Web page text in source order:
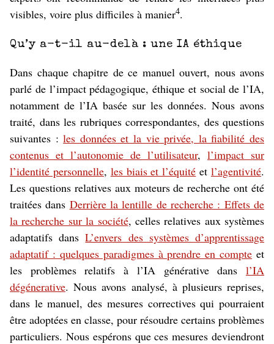
visibles, voire plus difficiles à manier4.
Qu’y a-t-il au-delà : une IA éthique
Dans chaque chapitre de ce manuel ouvert, nous avons
parlé de l’impact pédagogique, éthique et social de l’IA,
notamment de l’IA basée sur les données. Nous avons
traité, dans les rubriques correspondantes, des questions
suivantes :les données et la vie privée, la fiabilité des
contenus et l’autonomie de l’utilisateur, l’impact sur
l’identité personnelle, les biais et l’équité etl’agentivité.
Les questions relatives aux moteurs de recherche ont été
traitées dans Derrière la lentille de recherche : Effets de
la recherche sur la société, celles relatives aux systèmes
adaptatifs dansL’envers des systèmes d’apprentissage
adaptatif : quelques paradigmes à prendre en compte et
les problèmes relatifs à l’IA générative dans l’IA
dégénerative. Nous avons analysé, à plusieurs reprises,
dans le manuel, des mesures correctives qui pourraient
être adoptées en classe, pour résoudre certains problèmes
particuliers. Nous espérons que ces mesures deviendront